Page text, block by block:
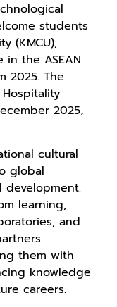
students
(KMCU),
the ASEAN
2025. The
2025,
cultural
global
development.
learning,
and
them with
knowledge
careers.